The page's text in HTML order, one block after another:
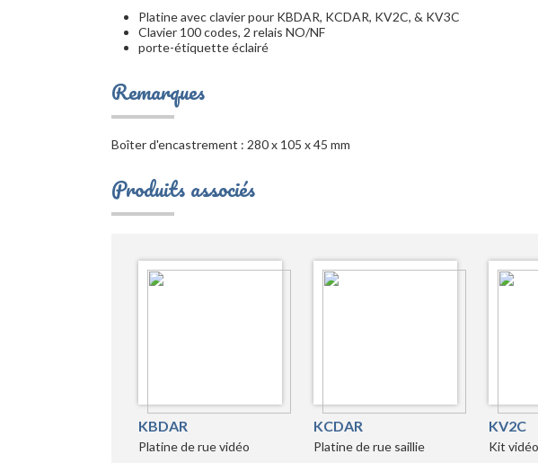
Platine avec clavier pour KBDAR, KCDAR, KV2C, & KV3C
Clavier 100 codes, 2 relais NO/NF
porte-étiquette éclairé
Remarques
Boîter d'encastrement : 280 x 105 x 45 mm
Produits associés
KBDAR
Platine de rue vidéo
KCDAR
Platine de rue saillie
KV2C
Kit vidéo